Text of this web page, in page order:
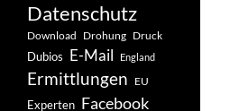
Datenschutz
Download Drohung Druck
Dubios E-Mail England
Ermittlungen EU
Experten Facebook